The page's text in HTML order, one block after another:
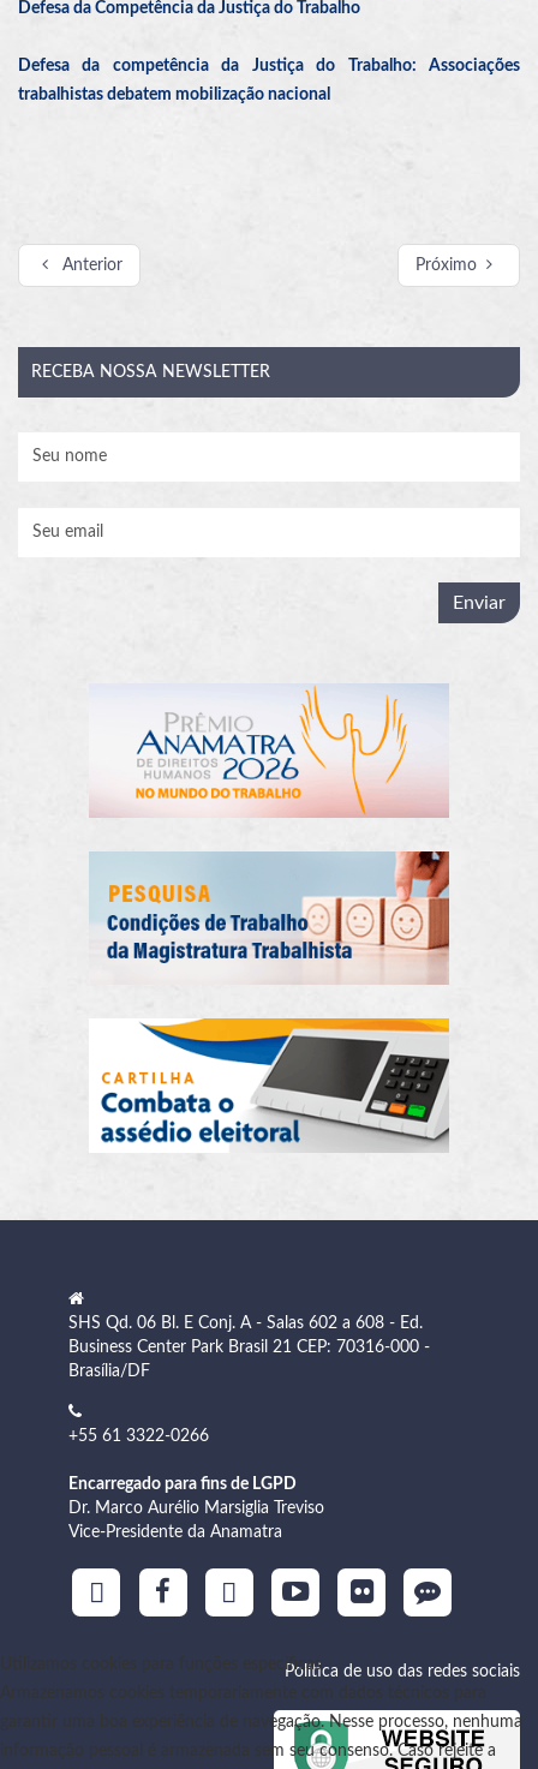
Defesa da Competência da Justiça do Trabalho
Defesa da competência da Justiça do Trabalho: Associações
trabalhistas debatem mobilização nacional
Anterior Próximo
RECEBA NOSSA NEWSLETTER
SHS Qd. 06 Bl. E Conj. A - Salas 602 a 608 - Ed.
Business Center Park Brasil 21 CEP: 70316-000 -
Brasília/DF
+55 61 3322-0266
Encarregado para fins de LGPD
Dr. Marco Aurélio Marsiglia Treviso
Vice-Presidente da Anamatra
Política de uso das redes sociais
Utilizamos cookies para funções específicas
Armazenamos cookies temporariamente com dados técnicos para
garantir uma boa experiência de navegação. Nesse processo, nenhuma
informação pessoal é armazenada sem seu consenso. Caso rejeite a